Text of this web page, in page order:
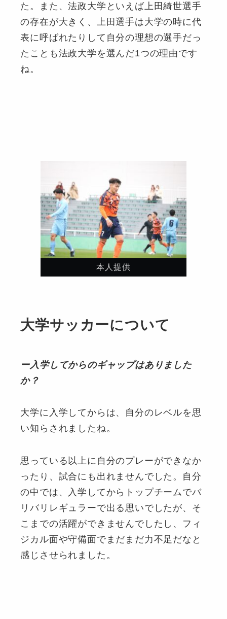
た。また、法政大学といえば上田綺世選手
の存在が大きく、上田選手は大学の時に代
表に呼ばれたりして自分の理想の選手だっ
たことも法政大学を選んだ1つの理由です
ね。
本人提供
大学サッカーについて
ー入学してからのギャップはありました
か？
大学に入学してからは、自分のレベルを思
い知らされましたね。
思っている以上に自分のプレーができなか
ったり、試合にも出れませんでした。自分
の中では、入学してからトップチームでバ
リバリレギュラーで出る思いでしたが、そ
こまでの活躍ができませんでしたし、フィ
ジカル面や守備面でまだまだ力不足だなと
感じさせられました。